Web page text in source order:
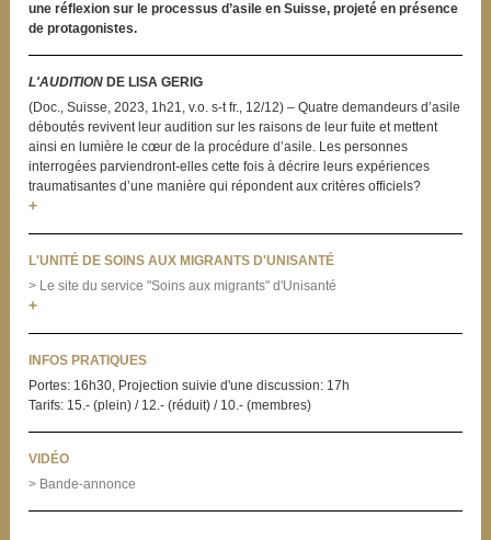
une réflexion sur le processus d’asile en Suisse, projeté en présence
de protagonistes.
L'AUDITIONDE LISA GERIG
(Doc., Suisse, 2023, 1h21, v.o. s-t fr., 12/12) – Quatre demandeurs d’asile
déboutés revivent leur audition sur les raisons de leur fuite et mettent
ainsi en lumière le cœur de la procédure d’asile. Les personnes
interrogées parviendront-elles cette fois à décrire leurs expériences
traumatisantes d’une manière qui répondent aux critères officiels?
+
L'UNITÉ DE SOINS AUX MIGRANTS D'UNISANTÉ
> Le site du service "Soins aux migrants" d'Unisanté
+
INFOS PRATIQUES
Portes: 16h30, Projection suivie d'une discussion: 17h
Tarifs: 15.- (plein) / 12.- (réduit) / 10.- (membres)
VIDÉO
> Bande-annonce